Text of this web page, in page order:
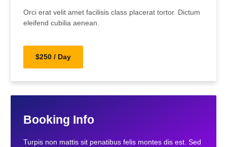
Orci erat velit amet facilisis class placerat tortor. Dictum
eleifend cubilia aenean.
$250 / Day
Booking Info
Turpis non mattis sit penatibus felis montes dis est. Sed